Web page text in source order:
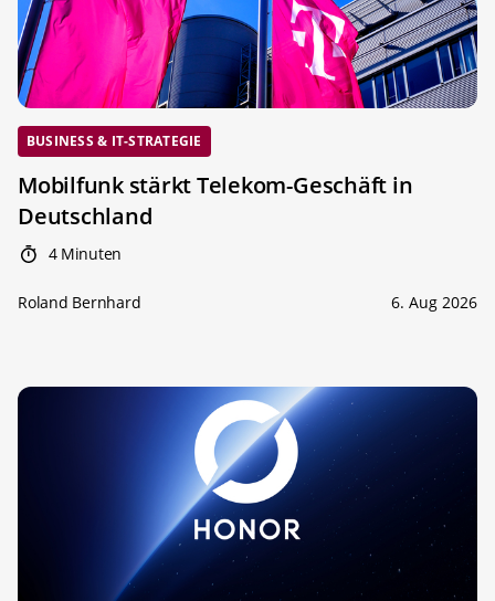
BUSINESS & IT-STRATEGIE
Mobilfunk stärkt Telekom-Geschäft in
Deutschland
4 Minuten
Roland Bernhard 6. Aug 2026